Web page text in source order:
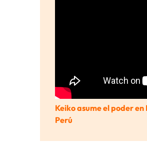
Keiko asume el poder
Perú